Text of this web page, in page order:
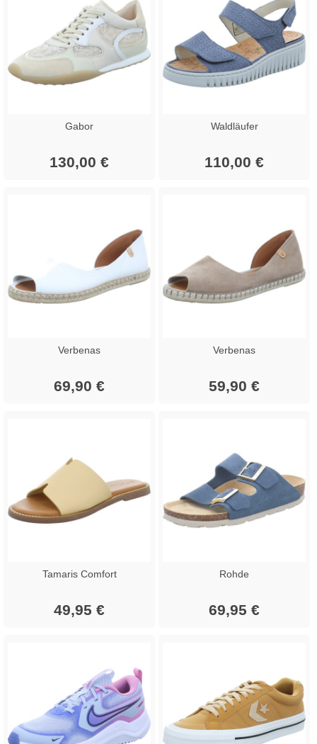
Gabor
130,00 €
Waldläufer
110,00 €
Verbenas
69,90 €
Verbenas
59,90 €
Tamaris Comfort
49,95 €
Rohde
69,95 €